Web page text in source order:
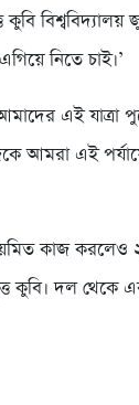
বিশ্ববিদ্যালয়
নিতে চাই।’
এই যাত্রা
আমরা এই
কাজ করলেও
কুবি। দল